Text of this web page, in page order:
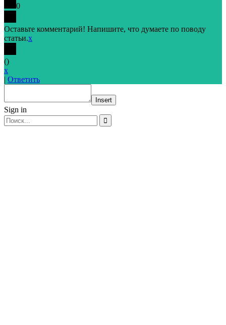
0
Оставьте комментарий! Напишите, что думаете по поводу
статьи.x
()
x
| Ответить
Insert
Sign in